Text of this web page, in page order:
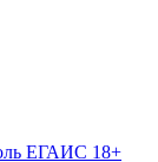
ЕГАИС 18+